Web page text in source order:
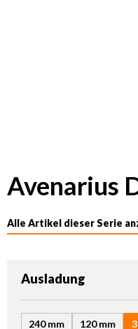
Avenarius
Alle Artikel dieser Serie
Ausladung
240 mm 120 mm